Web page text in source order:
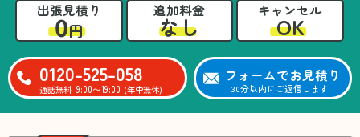
出張見積り
0円
追加料金
なし
キャンセル
OK
0120-525-058
通話無料 9:00〜19:00 (年中無休)
フォームでお見積り
30分以内にご返信します